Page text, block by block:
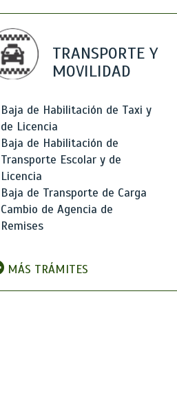
TRANSPORTE Y
MOVILIDAD
Baja de Habilitación de Taxi y
de Licencia
Baja de Habilitación de
Transporte Escolar y de
Licencia
Baja de Transporte de Carga
Cambio de Agencia de
Remises
MÁS TRÁMITES